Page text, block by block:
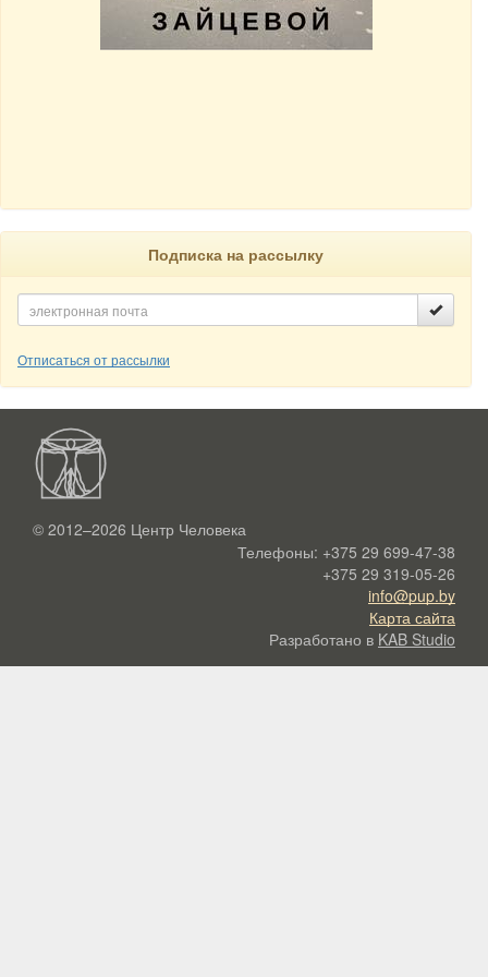
Подписка на рассылку
Отписаться от рассылки
© 2012–2026 Центр Человека
Телефоны: +375 29 699-47-38
+375 29 319-05-26
info@pup.by
Карта сайта
Разработано в KAB Studio